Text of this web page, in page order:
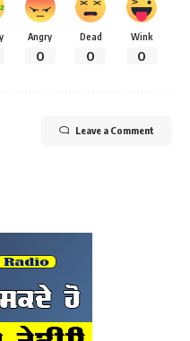
Angry
0
Dead
0
Wink
0
Leave a Comment